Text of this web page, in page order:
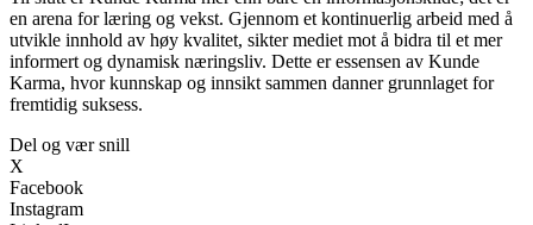
en arena for læring og vekst. Gjennom et kontinuerlig arbeid med å
utvikle innhold av høy kvalitet, sikter mediet mot å bidra til et mer
informert og dynamisk næringsliv. Dette er essensen av Kunde
Karma, hvor kunnskap og innsikt sammen danner grunnlaget for
fremtidig suksess.
Del og vær snill
X
Facebook
Instagram